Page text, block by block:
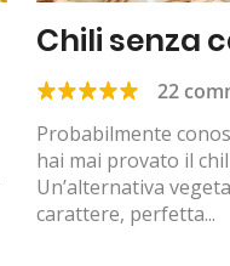
Chili senza
22
Probabilmente
hai mai provato il
Un’alternativa
carattere, perfetta...